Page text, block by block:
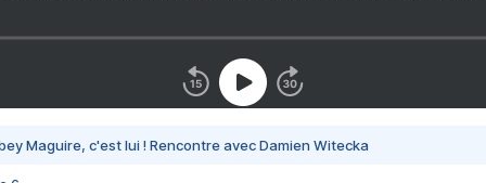
Maguire, c'est lui ! Rencontre avec Damien Witecka